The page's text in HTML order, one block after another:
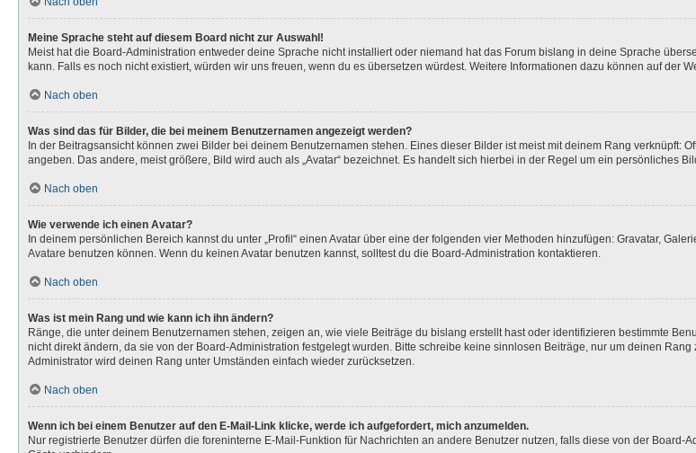
Meine Sprache steht auf diesem Board nicht zur Auswahl!
Meist hat die Board-Administration entweder deine Sprache nicht installiert oder niemand hat das Forum bislang in deine Sprache
kann. Falls es noch nicht existiert, würden wir uns freuen, wenn du es übersetzen würdest. Weitere Informationen dazu können auf der
Nach oben
Was sind das für Bilder, die bei meinem Benutzernamen angezeigt werden?
In der Beitragsansicht können zwei Bilder bei deinem Benutzernamen stehen. Eines dieser Bilder ist meist mit deinem Rang verknüpft:
angeben. Das andere, meist größere, Bild wird auch als „Avatar“ bezeichnet. Es handelt sich hierbei in der Regel um ein persönliches
Nach oben
Wie verwende ich einen Avatar?
In deinem persönlichen Bereich kannst du unter „Profil“ einen Avatar über eine der folgenden vier Methoden hinzufügen: Gravatar,
Avatare benutzen können. Wenn du keinen Avatar benutzen kannst, solltest du die Board-Administration kontaktieren.
Nach oben
Was ist mein Rang und wie kann ich ihn ändern?
Ränge, die unter deinem Benutzernamen stehen, zeigen an, wie viele Beiträge du bislang erstellt hast oder identifizieren bestimmte
nicht direkt ändern, da sie von der Board-Administration festgelegt wurden. Bitte schreibe keine sinnlosen Beiträge, nur um deinen
Administrator wird deinen Rang unter Umständen einfach wieder zurücksetzen.
Nach oben
Wenn ich bei einem Benutzer auf den E-Mail-Link klicke, werde ich aufgefordert, mich anzumelden.
Nur registrierte Benutzer dürfen die foreninterne E-Mail-Funktion für Nachrichten an andere Benutzer nutzen, falls diese von der